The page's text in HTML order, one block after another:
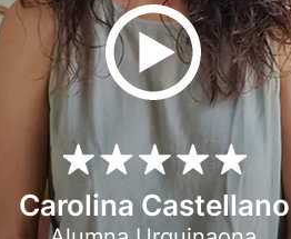
Carolina Castellano